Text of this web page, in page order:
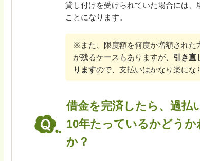
貸し付けを受けられていた場合には
ことになります。
※また、限度額を何度か増額された
が残るケースもありますが、 引き直
りますので、支払いはかなり楽にな
借金を完済したら、過払
10年たっているかどう
か？